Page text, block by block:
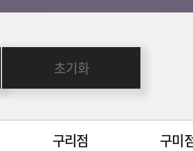
초기화
구리점 구미